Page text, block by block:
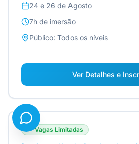
24 e 26 de Agosto
7h de imersão
Público: Todos os níveis
Ver Detalhes e
Vagas Limitadas